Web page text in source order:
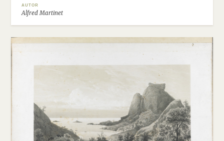
AUTOR
Alfred Martinet